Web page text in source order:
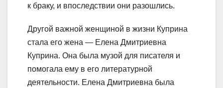
к браку, и впоследствии они разошлись.
Другой важной женщиной в жизни Куприна
стала его жена — Елена Дмитриевна
Куприна. Она была музой для писателя и
помогала ему в его литературной
деятельности. Елена Дмитриевна была